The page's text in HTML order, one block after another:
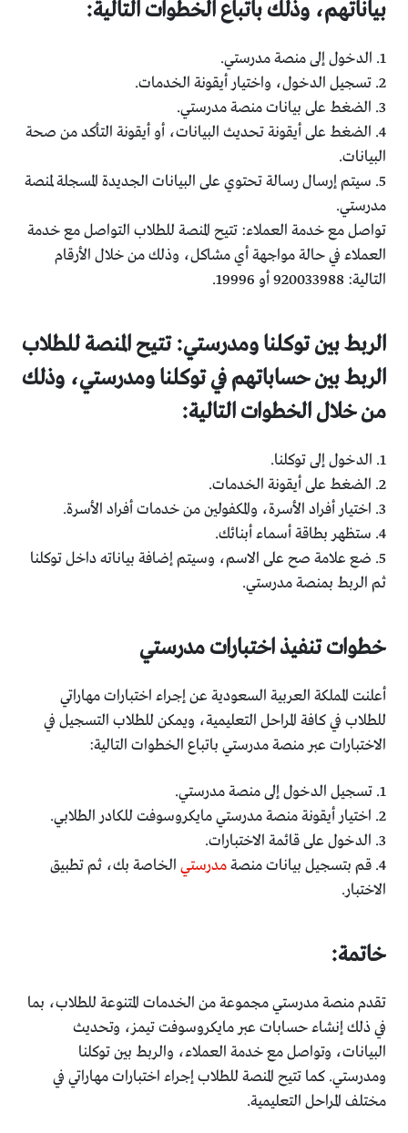
بياناتهم، وذلك باتباع الخطوات التالية:
1. الدخول إلى منصة مدرستي.
2. تسجيل الدخول، واختيار أيقونة الخدمات.
3. الضغط على بيانات منصة مدرستي.
4. الضغط على أيقونة تحديث البيانات، أو أيقونة التأكد من صحة
البيانات.
5. سيتم إرسال رسالة تحتوي على البيانات الجديدة المسجلة لمنصة
مدرستي.
تواصل مع خدمة العملاء: تتيح المنصة للطلاب التواصل مع خدمة
العملاء في حالة مواجهة أي مشاكل، وذلك من خلال الأرقام
التالية: 920033988 أو 19996.
الربط بين توكلنا ومدرستي: تتيح المنصة للطلاب
الربط بين حساباتهم في توكلنا ومدرستي، وذلك
من خلال الخطوات التالية:
1. الدخول إلى توكلنا.
2. الضغط على أيقونة الخدمات.
3. اختيار أفراد الأسرة، والمكفولين من خدمات أفراد الأسرة.
4. ستظهر بطاقة أسماء أبنائك.
5. ضع علامة صح على الاسم، وسيتم إضافة بياناته داخل توكلنا
ثم الربط بمنصة مدرستي.
خطوات تنفيذ اختبارات مدرستي
أعلنت المملكة العربية السعودية عن إجراء اختبارات مهاراتي
للطلاب في كافة المراحل التعليمية، ويمكن للطلاب التسجيل في
الاختبارات عبر منصة مدرستي باتباع الخطوات التالية:
1. تسجيل الدخول إلى منصة مدرستي.
2. اختيار أيقونة منصة مدرستي مايكروسوفت للكادر الطلابي.
3. الدخول على قائمة الاختبارات.
4. قم بتسجيل بيانات منصة
مدرستي الخاصة بك، ثم تطبيق
الاختبار.
خاتمة:
تقدم منصة مدرستي مجموعة من الخدمات المتنوعة للطلاب، بما
في ذلك إنشاء حسابات عبر مايكروسوفت تيمز، وتحديث
البيانات، وتواصل مع خدمة العملاء، والربط بين توكلنا
ومدرستي. كما تتيح المنصة للطلاب إجراء اختبارات مهاراتي في
مختلف المراحل التعليمية.